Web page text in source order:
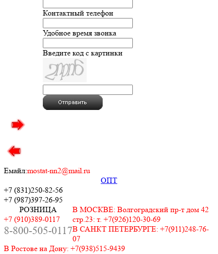
Контактный телефон
Удобное время звонка
Введите код с картинки
Емайл:mostat-nn2@mail.ru
ОПТ
+7 (831)250-82-56
+7 (987)397-26-95
РОЗНИЦА
+7 (910)389-0117
8-800-505-0117
В МОСКВЕ: Волгоградский пр-т дом 42
стр.23: т. +7(926)120-30-69
В САНКТ ПЕТЕРБУРГЕ: +7(911)248-76-
07
В Ростове на Дону: +7(938)515-9439